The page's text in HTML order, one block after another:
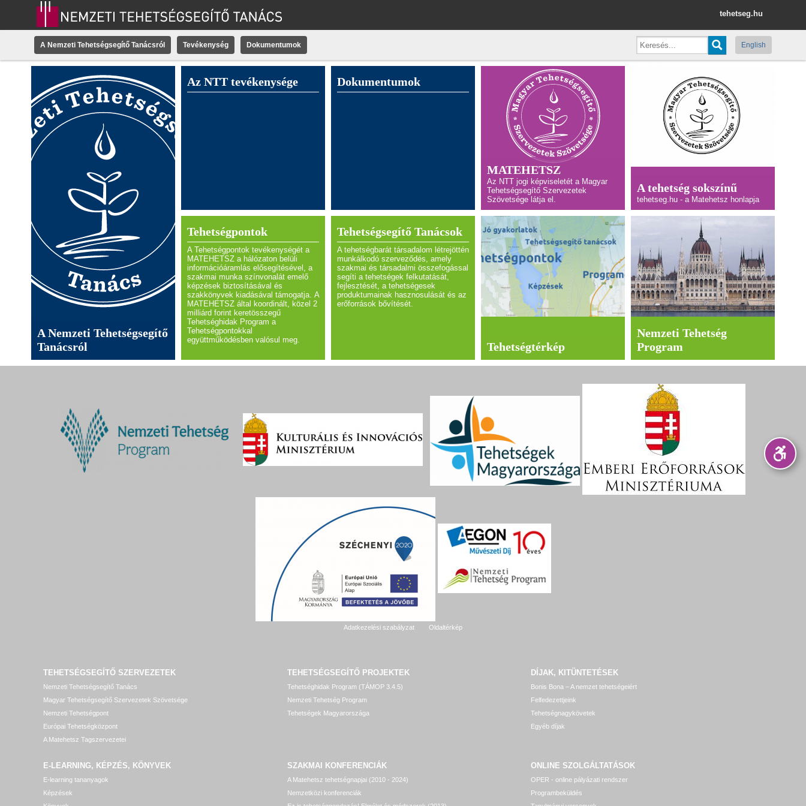
tehetseg.hu
A Nemzeti Tehetségsegítő Tanácsról Tevékenység Dokumentumok English
A Nemzeti Tehetségsegítő
Tanácsról
Az NTT tevékenysége Dokumentumok
MATEHETSZ
Az NTT jogi képviseletét a Magyar
Tehetségsegítő Szervezetek
Szövetsége látja el.
A tehetség sokszínű
tehetseg.hu - a Matehetsz honlapja
Tehetségpontok
A Tehetségpontok tevékenységét a
MATEHETSZ a hálózaton belüli
információáramlás elősegítésével, a
szakmai munka színvonalát emelő
képzések biztosításával és
szakkönyvek kiadásával támogatja. A
MATEHETSZ által koordinált, közel 2
milliárd forint keretösszegű
Tehetséghidak Program a
Tehetségpontokkal
együttműködésben valósul meg.
Tehetségsegítő Tanácsok
A tehetségbarát társadalom létrejöttén
munkálkodó szerveződés, amely
szakmai és társadalmi összefogással
segíti a tehetségek felkutatását,
fejlesztését, a tehetségesek
produktumainak hasznosulását és az
erőforrások bővítését.
Tehetségtérkép
Nemzeti Tehetség
Program
Adatkezelési szabályzat Oldaltérkép
TEHETSÉGSEGÍTŐ SZERVEZETEK
Nemzeti Tehetségsegítő Tanács
Magyar Tehetségsegítő Szervezetek Szövetsége
Nemzeti Tehetségpont
Európai Tehetségközpont
A Matehetsz Tagszervezetei
TEHETSÉGSEGÍTŐ PROJEKTEK
Tehetséghidak Program (TÁMOP 3.4.5)
Nemzeti Tehetség Program
Tehetségek Magyarországa
DÍJAK, KITÜNTETÉSEK
Bonis Bona – A nemzet tehetségeiért
Felfedezettjeink
Tehetségnagykövetek
Egyéb díjak
E-LEARNING, KÉPZÉS, KÖNYVEK
E-learning tananyagok
Képzések
SZAKMAI KONFERENCIÁK
A Matehetsz tehetségnapjai (2010 - 2024)
Nemzetközi konferenciák
ONLINE SZOLGÁLTATÁSOK
OPER - online pályázati rendszer
Programbeküldés